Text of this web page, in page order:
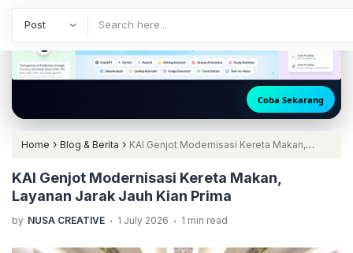
🚀 Akses
Coba Sekarang
Home › Blog & Berita › KAI Genjot Modernisasi Kereta Makan,
Layanan Jarak Jauh Kian Prima
KAI Genjot Modernisasi Kereta Makan,
Layanan Jarak Jauh Kian Prima
by NUSA CREATIVE . 1 July 2026 . 1 min read